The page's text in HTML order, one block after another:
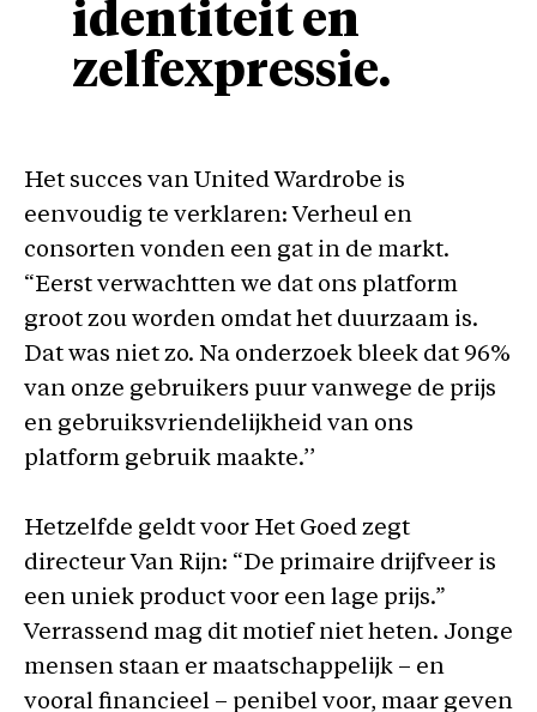
identiteit en
zelfexpressie.
Het succes van United Wardrobe is
eenvoudig te verklaren: Verheul en
consorten vonden een gat in de markt.
“Eerst verwachtten we dat ons platform
groot zou worden omdat het duurzaam is.
Dat was niet zo. Na onderzoek bleek dat 96%
van onze gebruikers puur vanwege de prijs
en gebruiksvriendelijkheid van ons
platform gebruik maakte.’’
Hetzelfde geldt voor Het Goed zegt
directeur Van Rijn: “De primaire drijfveer is
een uniek product voor een lage prijs.”
Verrassend mag dit motief niet heten. Jonge
mensen staan er maatschappelijk – en
vooral financieel – penibel voor, maar geven